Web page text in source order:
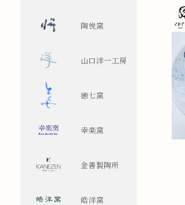
陶悦窯
山口洋一工房
徳七窯
幸楽窯
金善製陶所
皓洋窯